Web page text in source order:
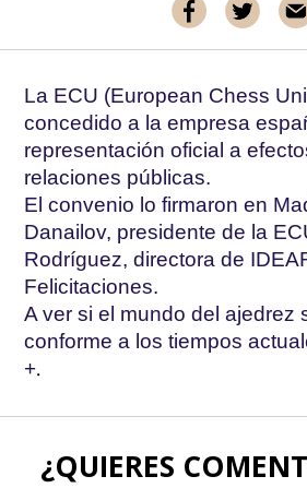
La ECU (European Chess
concedido a la empresa
representación oficial a
relaciones públicas.
El convenio lo firmaron en
Danailov, presidente de la
Rodríguez, directora de
Felicitaciones.
A ver si el mundo del ajedrez
conforme a los tiempos
+.
¿QUIERES